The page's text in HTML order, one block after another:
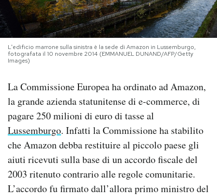
I MIEI PREFERITI
SHOP
AREA PERSONALE
Newsletter
Notifiche mobile
Regala il Post
Hai bisogno di aiuto?
Esci
L'edificio marrone sulla sinistra è la sede di Amazon in Lussemburgo,
fotografata il 10 novembre 2014 (EMMANUEL DUNAND/AFP/Getty
Images)
La Commissione Europea ha ordinato ad Amazon,
la grande azienda statunitense di e-commerce, di
pagare 250 milioni di euro di tasse al
Lussemburgo. Infatti la Commissione ha stabilito
che Amazon debba restituire al piccolo paese gli
aiuti ricevuti sulla base di un accordo fiscale del
2003 ritenuto contrario alle regole comunitarie.
L’accordo fu firmato dall’allora primo ministro del